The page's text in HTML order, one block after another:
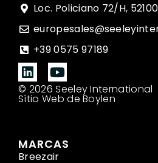
Loc. Policiano 72/H,
+39 0575 97189
© 2026 Seeley International
Sítio Web de Boylen
MARCAS
Breezair